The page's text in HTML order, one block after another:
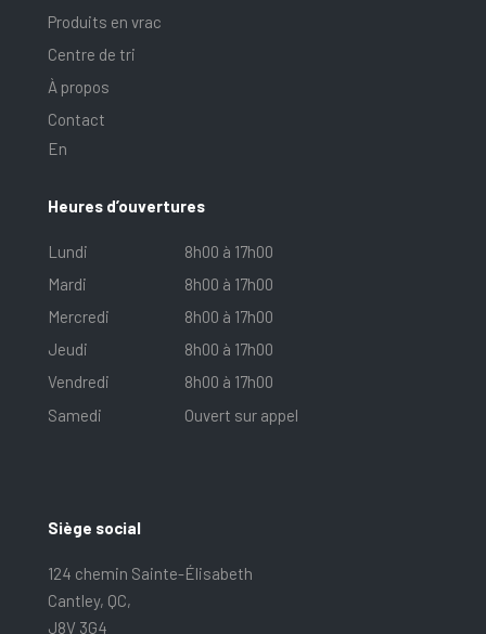
Produits en vrac
Centre de tri
À propos
Contact
En
Heures d’ouvertures
Lundi
8h00 à 17h00
Mardi
8h00 à 17h00
Mercredi
8h00 à 17h00
Jeudi
8h00 à 17h00
Vendredi
8h00 à 17h00
Samedi
Ouvert sur appel
Siège social
124 chemin Sainte-Élisabeth
Cantley, QC,
J8V 3G4